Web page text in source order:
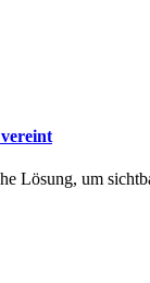
Lösung, um